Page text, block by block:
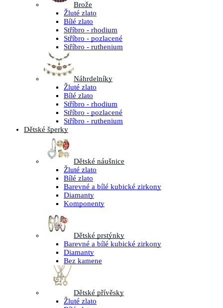
Brože
Žluté zlato
Bílé zlato
Stříbro - rhodium
Stříbro - pozlacené
Stříbro - ruthenium
Náhrdelníky
Žluté zlato
Bílé zlato
Stříbro - rhodium
Stříbro - pozlacené
Stříbro - ruthenium
Dětské šperky
Dětské náušnice
Žluté zlato
Bílé zlato
Barevné a bílé kubické zirkony
Diamanty
Komponenty
Dětské prstýnky
Barevné a bílé kubické zirkony
Diamanty
Bez kamene
Dětské přívěsky
Žluté zlato